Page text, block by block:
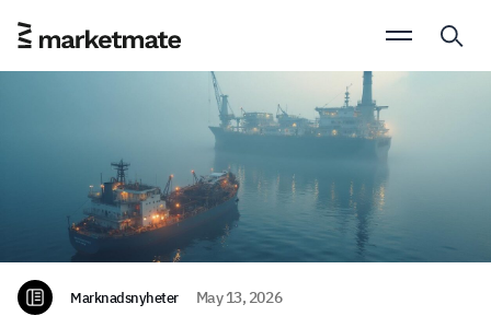
Marknadsnyheter May 13, 2026